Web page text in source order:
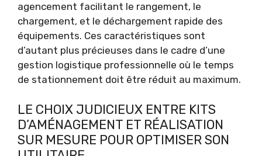
agencement facilitant le rangement, le
chargement, et le déchargement rapide des
équipements. Ces caractéristiques sont
d’autant plus précieuses dans le cadre d’une
gestion logistique professionnelle où le temps
de stationnement doit être réduit au maximum.
LE CHOIX JUDICIEUX ENTRE KITS
D’AMÉNAGEMENT ET RÉALISATION
SUR MESURE POUR OPTIMISER SON